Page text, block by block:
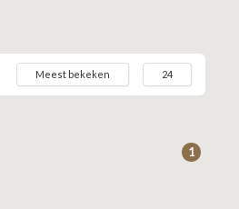
Meest bekeken 24
1